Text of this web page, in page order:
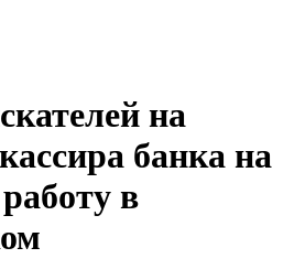
на
банка на
в